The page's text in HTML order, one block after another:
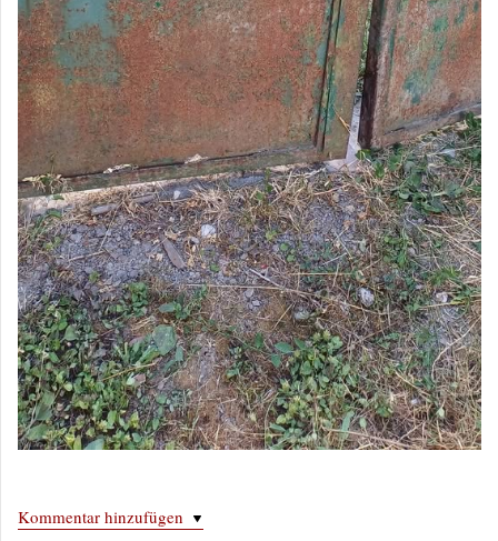
Kommentar hinzufügen